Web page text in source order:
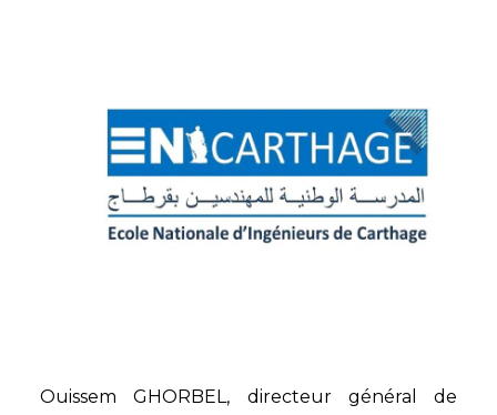
Ouissem GHORBEL, directeur général de